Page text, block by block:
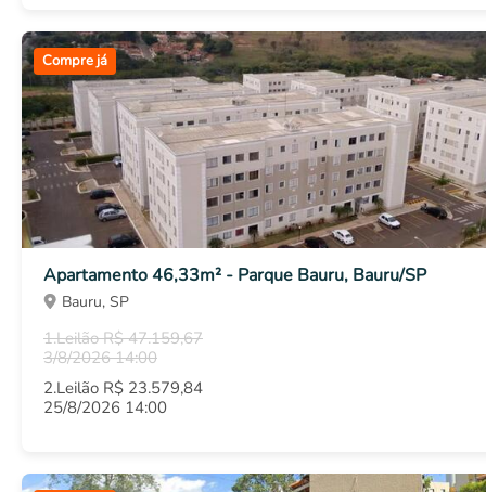
Compre já
Apartamento 46,33m² - Parque Bauru, Bauru/SP
Bauru, SP
1.Leilão R$ 47.159,67
3/8/2026 14:00
2.Leilão R$ 23.579,84
25/8/2026 14:00